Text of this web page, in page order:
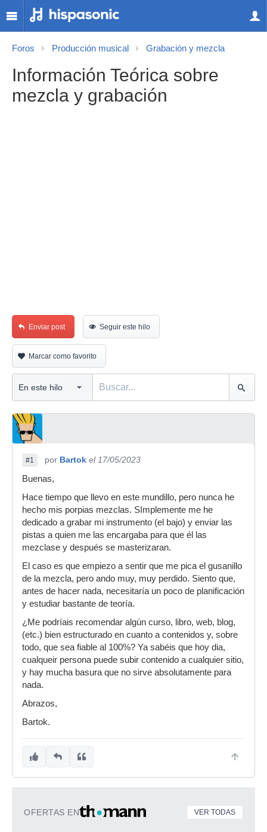
Foros Producción musical Grabación y mezcla
Información Teórica sobre
mezcla y grabación
Enviar post Seguir este hilo
Marcar como favorito
#1 por Bartok el 17/05/2023
Buenas,
Hace tiempo que llevo en este mundillo, pero nunca he
hecho mis porpias mezclas. SImplemente me he
dedicado a grabar mi instrumento (el bajo) y enviar las
pistas a quien me las encargaba para que él las
mezclase y después se masterizaran.
El caso es que empiezo a sentir que me pica el gusanillo
de la mezcla, pero ando muy, muy perdido. Siento que,
antes de hacer nada, necesitaría un poco de planificación
y estudiar bastante de teoría.
¿Me podríais recomendar algún curso, libro, web, blog,
(etc.) bien estructurado en cuanto a contenidos y, sobre
todo, que sea fiable al 100%? Ya sabéis que hoy dia,
cualqueir persona puede subir contenido a cualquier sitio,
y hay mucha basura que no sirve absolutamente para
nada.
Abrazos,
Bartok.
OFERTAS EN VER TODAS